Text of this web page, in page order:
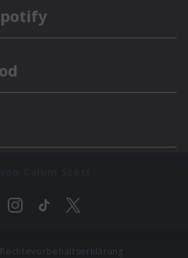
Rechtevorbehaltserklärung